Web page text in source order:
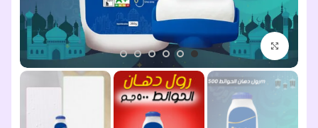
اضغط للتكبير